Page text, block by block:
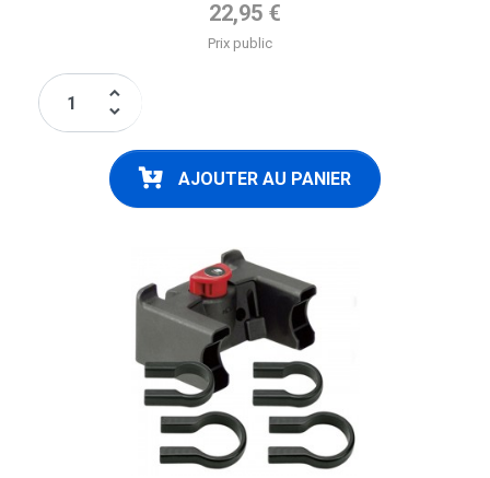
Prix de base
22,95 €
Prix public
keyboard_arrow_up
keyboard_arrow_down
AJOUTER AU PANIER